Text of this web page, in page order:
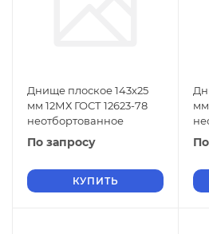
Днище плоское 143х25
мм 12МХ ГОСТ 12623-78
неотбортованное
По запросу
КУПИТЬ
мм